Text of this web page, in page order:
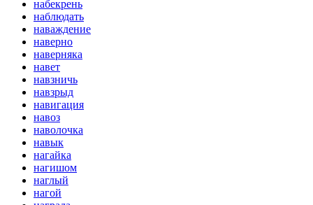
набекрень
наблюдать
наваждение
наверно
наверняка
навет
навзничь
навзрыд
навигация
навоз
наволочка
навык
нагайка
нагишом
наглый
нагой